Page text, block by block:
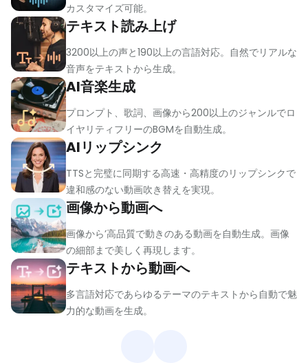
カスタマイズ可能。
テキスト読み上げ
3200以上の声と190以上の言語対応。自然でリアルな
音声をテキストから生成。
AI音楽生成
プロンプト、歌詞、画像から200以上のジャンルでロ
イヤリティフリーのBGMを自動生成。
AIリップシンク
TTSと完璧に同期する高速・高精度のリップシンクで
違和感のない動画吹き替えを実現。
画像から動画へ
画像から’高品質で動きのある動画を自動生成。画像
の細部まで美しく再現します。
テキストから動画へ
多言語対応であらゆるテーマのテキストから自動で魅
力的な動画を生成。